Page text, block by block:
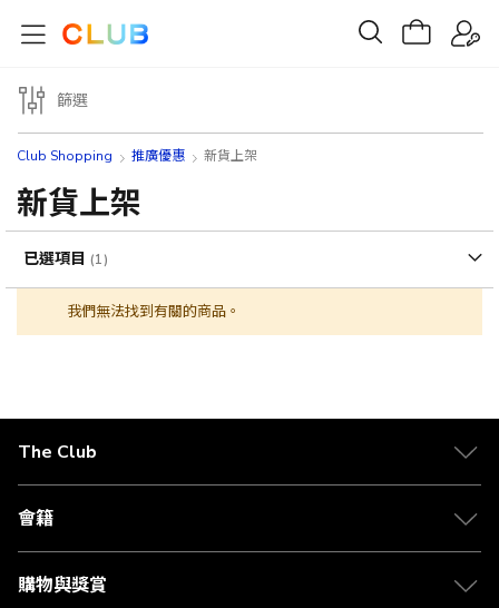
Club Shopping 推廣優惠 新貨上架
新貨上架
我們無法找到有關的商品。
篩選
已選項目
The Club
關於 The Club
合作夥伴
媒體中心
會籍
會籍及專屬禮遇
賺取積分
購物與獎賞